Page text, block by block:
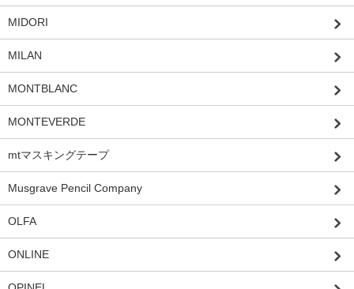
MIDORI
MILAN
MONTBLANC
MONTEVERDE
mtマスキングテープ
Musgrave Pencil Company
OLFA
ONLINE